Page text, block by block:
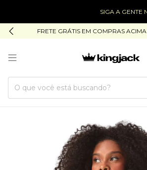
SIGA A GENTE NO
FRETE GRÁTIS EM COMPRAS